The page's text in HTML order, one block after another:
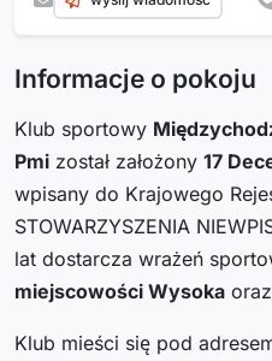
Informacje o pokoju
Klub sportowy
Pmi został założony 17
wpisany do Krajowego
STOWARZYSZENIA
lat dostarcza wrażeń
miejscowości Wysoka
Klub mieści się pod